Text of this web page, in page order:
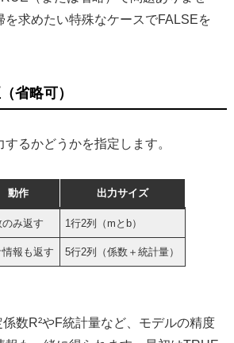
を求めたい特殊なケースでFALSEを
省略可）
るかどうかを指定します。
動作 出力サイズ
のみ返す 1行2列（mとb）
情報も返す 5行2列（係数＋統計量）
数R²やF統計量など、モデルの精度